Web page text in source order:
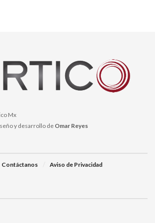
Mx
y desarrollo de Omar Reyes
Contáctanos Aviso de Privacidad